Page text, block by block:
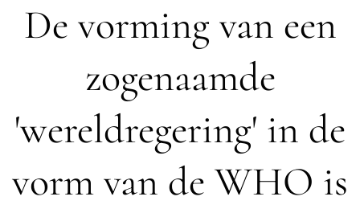
De vorming van een
zogenaamde
'wereldregering' in de
vorm van de WHO is